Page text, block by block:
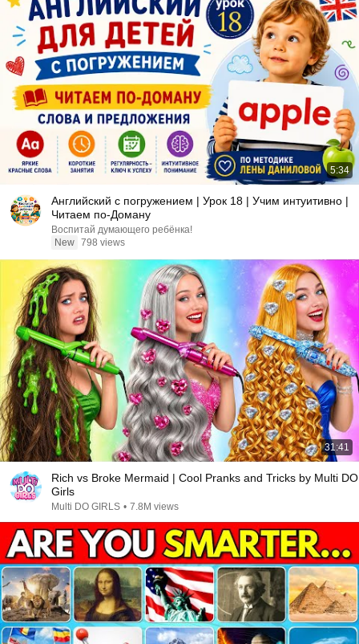
5:34
Английский с погружением | Урок 18 | Учим интуитивно |
Читаем по-Доману
Воспитай думающего ребёнка!
New 798 views
31:41
Rich vs Broke Mermaid | Cool Pranks and Tricks by Multi DO
Girls
Multi DO GIRLS • 7.8M views